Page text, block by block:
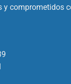
y comprometidos